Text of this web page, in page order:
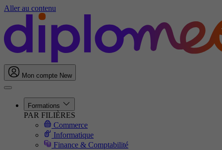
Aller au contenu
Mon compte New
Formations
PAR FILIÈRES
Commerce
Informatique
Finance & Comptabilité